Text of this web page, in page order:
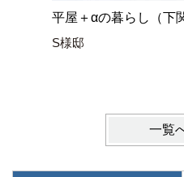
平屋＋αの暮らし（下
S様邸
一覧